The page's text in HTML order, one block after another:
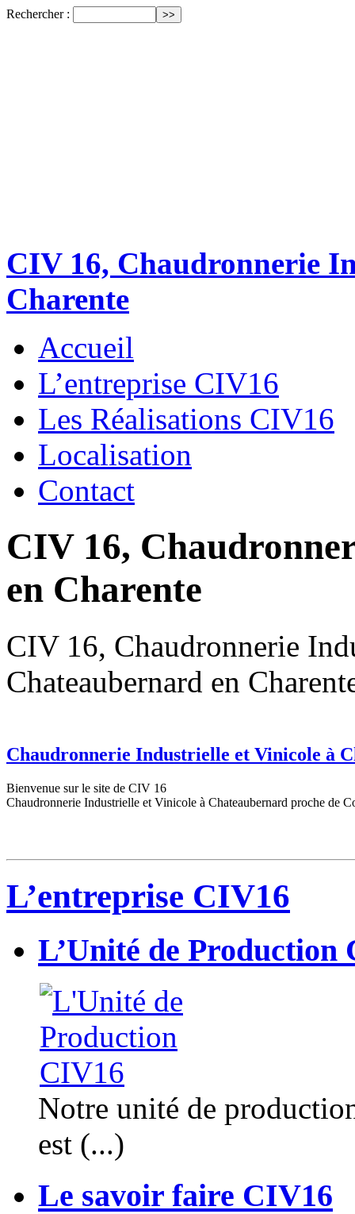
Rechercher :
CIV 16, Chaudronnerie
Charente
Accueil
L’entreprise CIV16
Les Réalisations CIV16
Localisation
Contact
CIV 16,
en Charente
CIV 16, Chaudronnerie
Chateaubernard en
Chaudronnerie Industrielle et Vinicole à
Bienvenue sur le site de CIV 16
Chaudronnerie Industrielle et Vinicole à Chateaubernard proche de
L’entreprise CIV16
L’Unité de Production
Notre unité de
est (...)
Le savoir faire CIV16